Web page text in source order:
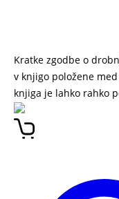
Kratke zgodbe o
v knjigo položene
knjiga je lahko rahko